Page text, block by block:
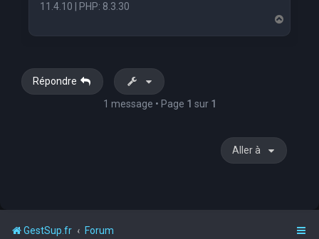
11.4.10 | PHP: 8.3.30
a
Répondre
1 message • Page 1 sur 1
Aller à
GestSup.fr Forum